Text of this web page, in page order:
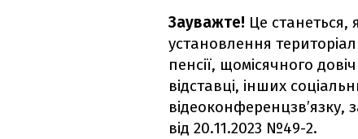
Зауважте! Це
установлення
пенсії, щомісячного
відставці, інших
від 20.11.2023 №49-2.